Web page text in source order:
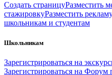
Создать страницуРазместить
стажировкуРазместить
школьникам и студентам
Школьникам
Зарегистрироваться на
Зарегистрироваться на Форум